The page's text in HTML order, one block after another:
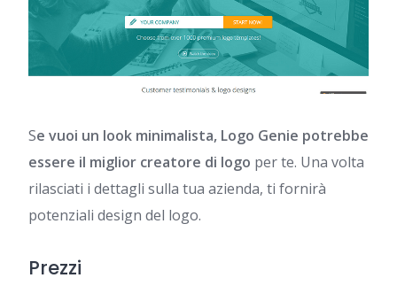
Se vuoi un look minimalista, Logo Genie potrebbe
essere il miglior creatore di logo per te. Una volta
rilasciati i dettagli sulla tua azienda, ti fornirà
potenziali design del logo.
Prezzi